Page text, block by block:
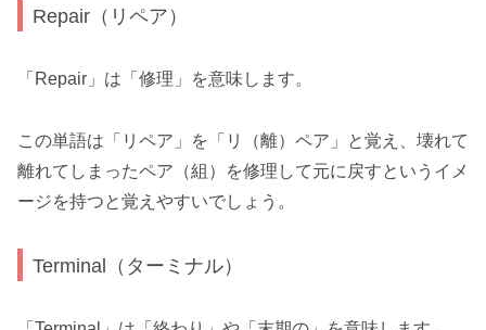
Repair（リペア）
「Repair」は「修理」を意味します。
この単語は「リペア」を「リ（離）ペア」と覚え、壊れて
離れてしまったペア（組）を修理して元に戻すというイメ
ージを持つと覚えやすいでしょう。
Terminal（ターミナル）